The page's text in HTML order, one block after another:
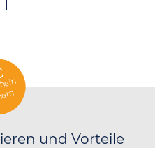
und Vorteile